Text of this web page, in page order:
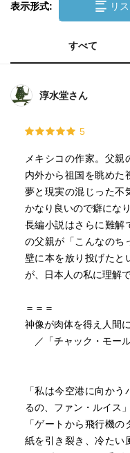
表示形式: リ
すべて
淳水堂さん
5
メキシコの作家。父親
内外から祖国を眺めた
夢と現実の混じった不
かなり良いので癖にな
長編小説はさらに難解
の父親が「こんなのち
壁に本を放り投げたと
が、日本人の私に理解
＝＝＝
神像が肉体を得え人間
／「チャック・モール
「私は今空港に向か
るの、ファン・ルイス」
「ゲートから飛行機
紙を引き裂き、冷たい